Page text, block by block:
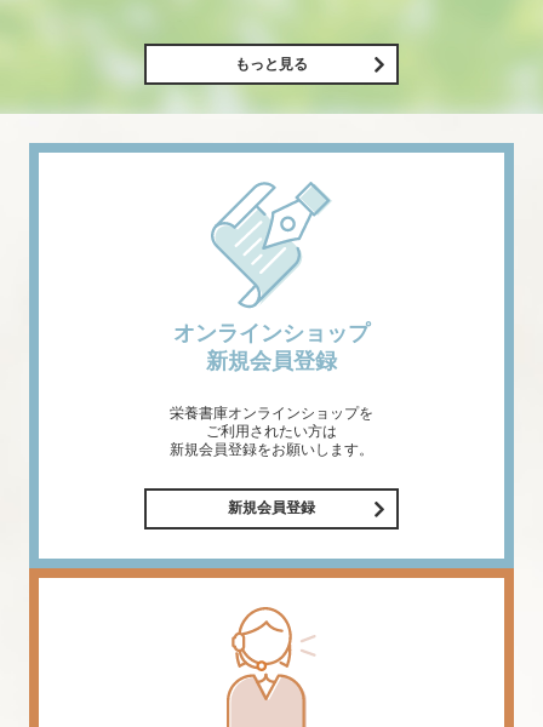
もっと見る
オンラインショップ
新規会員登録
栄養書庫オンラインショップを
ご利用されたい方は
新規会員登録をお願いします。
新規会員登録